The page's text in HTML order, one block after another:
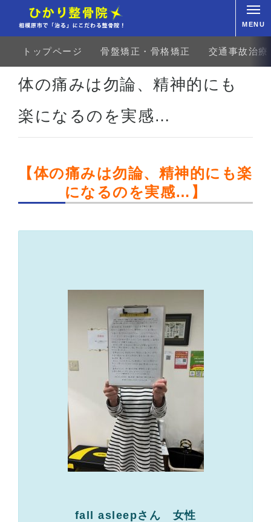
MENU
トップページ 骨盤矯正・骨格矯正 交通事故治療
ホーム お客様の声 交通事故治療 むち打ち 体の痛みは勿論、精神的にも楽になるのを実
体の痛みは勿論、精神的にも
楽になるのを実感…
【体の痛みは勿論、精神的にも楽
になるのを実感…】
fall asleepさん 女性